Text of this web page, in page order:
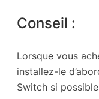
Conseil :
Lorsque vous
installez-le
Switch si